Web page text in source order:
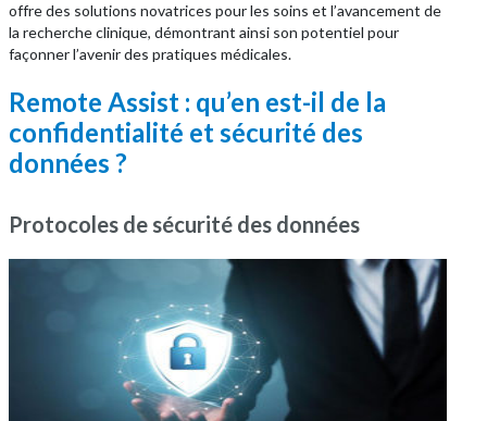
offre des solutions novatrices pour les soins et l’avancement de
la recherche clinique, démontrant ainsi son potentiel pour
façonner l’avenir des pratiques médicales.
Remote Assist : qu’en est-il de la
confidentialité et sécurité des
données ?
Protocoles de sécurité des données